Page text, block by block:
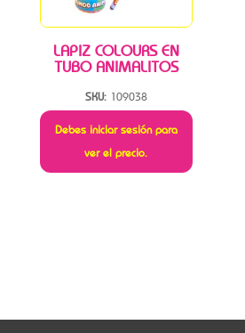
LAPIZ COLOURS EN
TUBO ANIMALITOS
SKU: 109038
Debes iniciar sesión para
ver el precio.